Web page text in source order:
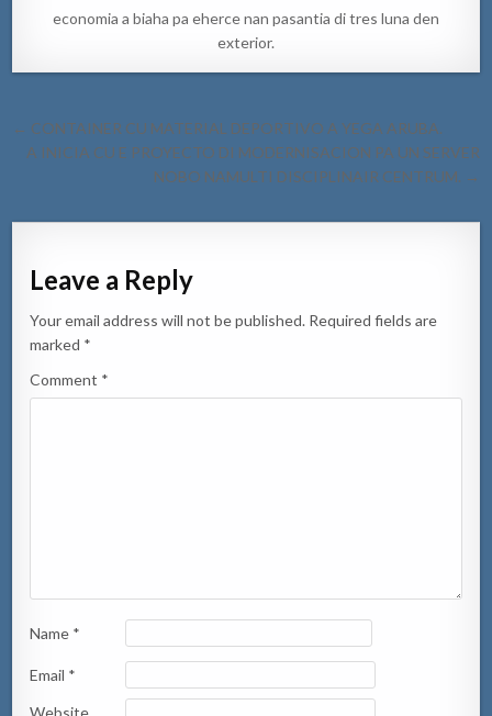
economia a biaha pa eherce nan pasantia di tres luna den
exterior.
Post
navigation
← CONTAINER CU MATERIAL DEPORTIVO A YEGA ARUBA.
A INICIA CU E PROYECTO DI MODERNISACION PA UN SERVER
NOBO NAMULTI DISCIPLINAIR CENTRUM. →
Leave a Reply
Your email address will not be published. Required fields are
marked *
Comment *
Name *
Email *